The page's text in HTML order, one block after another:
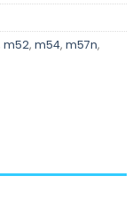
m52, m54, m57n,